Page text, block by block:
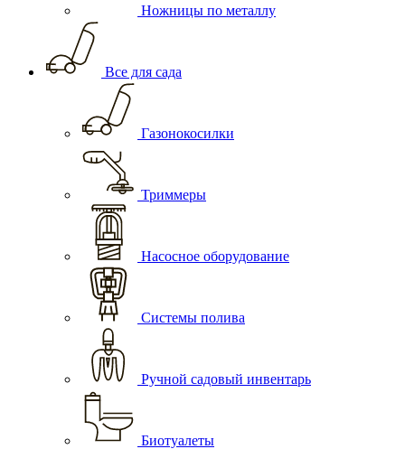
Ножницы по металлу
Все для сада
Газонокосилки
Триммеры
Насосное оборудование
Системы полива
Ручной садовый инвентарь
Биотуалеты